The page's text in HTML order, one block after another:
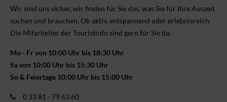
Wir sind uns sicher, wir finden für Sie das, was Sie für Ihre Aus­zeit
suchen und brauchen. Ob aktiv, ent­spannend oder erlebnis­reich.
Die Mitarbeiter der Touristinfo sind gern für Sie da:
Mo - Fr von 10:00 Uhr bis 18:30 Uhr
Sa von 10:00 Uhr bis 15:30 Uhr
So & Feiertage 10:00 Uhr bis 15:00 Uhr
0 33 81 - 79 63 60